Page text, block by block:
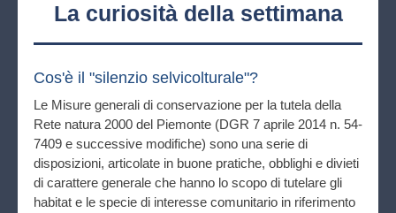
La curiosità della settimana
Cos'è il "silenzio selvicolturale"?
Le Misure generali di conservazione per la tutela della
Rete natura 2000 del Piemonte (DGR 7 aprile 2014 n. 54-
7409 e successive modifiche) sono una serie di
disposizioni, articolate in buone pratiche, obblighi e divieti
di carattere generale che hanno lo scopo di tutelare gli
habitat e le specie di interesse comunitario in riferimento